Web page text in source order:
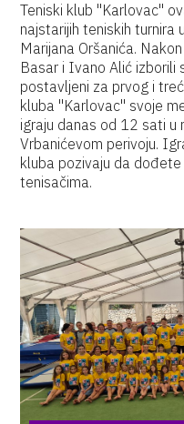
Teniski klub "Karlovac"
najstarijih teniskih turnira
Marijana Oršanića.
Basar i Ivano Alić izborili
postavljeni za prvog i
kluba "Karlovac" svoje
igraju danas od 12 sati u
Vrbanićevom perivoju.
kluba pozivaju da
tenisačima.